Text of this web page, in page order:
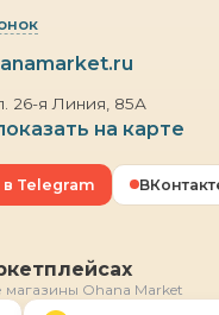
26-я Линия, 85А
на карте
в Telegram
Ohana Market